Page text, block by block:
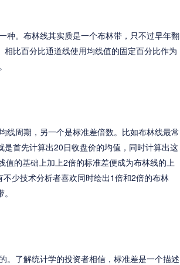
。布林线其实质是一个布林带，只不过早年翻
比百分比通道线使用均线值的固定百分比作为
周期，另一个是标准差倍数。比如布林线最常
首先计算出20日收盘价的均值，同时计算出这
的基础上加上2倍的标准差便成为布林线的上
少技术分析者喜欢同时绘出1倍和2倍的布林
了解统计学的投资者相信，标准差是一个描述